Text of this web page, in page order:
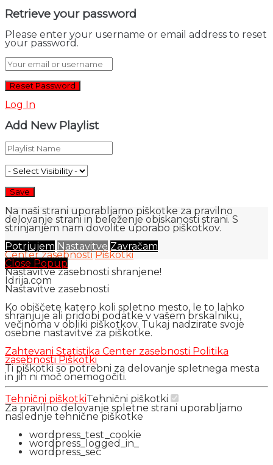
Retrieve your password
Please enter your username or email address to reset
your password.
Log In
Add New Playlist
Na naši strani uporabljamo piškotke za pravilno
delovanje strani in beleženje obiskanosti strani. S
strinjanjem nam dovolite uporabo piškotkov.
Potrjujem Nastavitve Zavračam
Center zasebnosti Piškotki
Close Popup
Nastavitve zasebnosti shranjene!
Idrija.com
Nastavitve zasebnosti
Ko obiščete katero koli spletno mesto, le to lahko
shranjuje ali pridobi podatke v vašem brskalniku,
večinoma v obliki piškotkov. Tukaj nadzirate svoje
osebne nastavitve za piškotke.
Zahtevani Statistika Center zasebnosti Politika
zasebnosti Piškotki
Ti piškotki so potrebni za delovanje spletnega mesta
in jih ni moč onemogočiti.
Tehnični piškotkiTehnični piškotki
Za pravilno delovanje spletne strani uporabljamo
naslednje tehnične piškotke
wordpress_test_cookie
wordpress_logged_in_
wordpress_sec